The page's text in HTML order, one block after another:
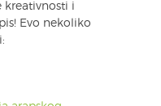
kreativnosti i
Evo nekoliko